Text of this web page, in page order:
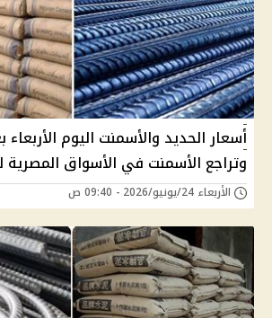
أسعار الحديد والأسمنت اليوم الأربعاء
وتراجع الأسمنت في الأسواق
الأربعاء 24/يونيو/2026 - 09:40 ص